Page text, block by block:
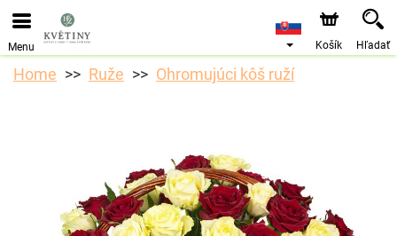
Objednávky prijímame prostredníctvom nášho e-shopu.
Najskorší možný termín doručenia je od 10.8.2026 z
Menu Košík Hľadať
Home Ruže Ohromujúci kôš ruží